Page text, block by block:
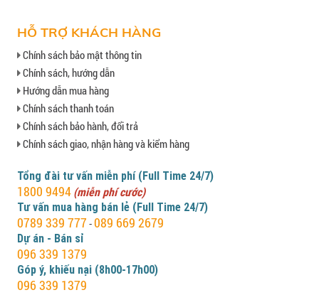
HỖ TRỢ KHÁCH HÀNG
Chính sách bảo mật thông tin
Chính sách, hướng dẫn
Hướng dẫn mua hàng
Chính sách thanh toán
Chính sách bảo hành, đổi trả
Chính sách giao, nhận hàng và kiểm hàng
Tổng đài tư vấn miễn phí (Full Time 24/7)
1800 9494 (miễn phí cước)
Tư vấn mua hàng bán lẻ (Full Time 24/7)
0789 339 777 -089 669 2679
Dự án - Bán sỉ
096 339 1379
Góp ý, khiếu nại (8h00-17h00)
096 339 1379